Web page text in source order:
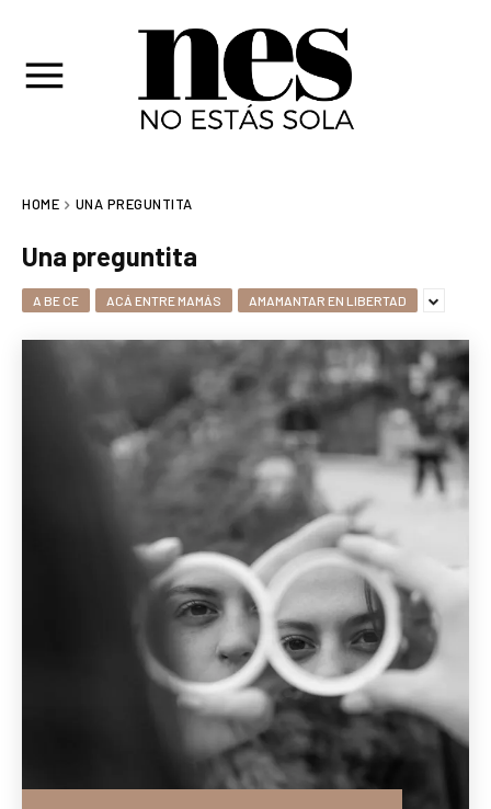
HOME UNA PREGUNTITA
Una preguntita
A BE CE ACÁ ENTRE MAMÁS AMAMANTAR EN LIBERTAD